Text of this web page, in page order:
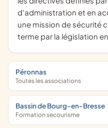
d'administration et en
une mission de sécurité
terme par la législation
Péronnas
Toutes les associations
Bassin de Bourg-en-Bresse
Formation secourisme